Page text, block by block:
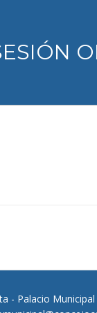
- Palacio Municipal